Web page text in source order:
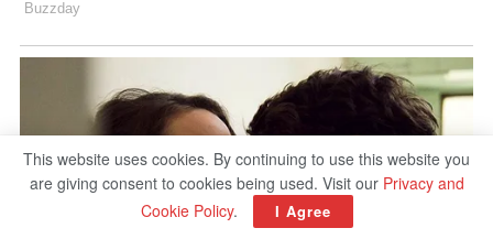
This website uses cookies. By continuing to use this website you
are giving consent to cookies being used. Visit our Privacy and
Cookie Policy. I Agree